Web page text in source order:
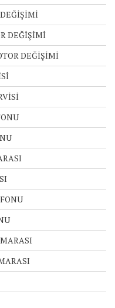
DEĞİŞİMİ
DEĞİŞİMİ